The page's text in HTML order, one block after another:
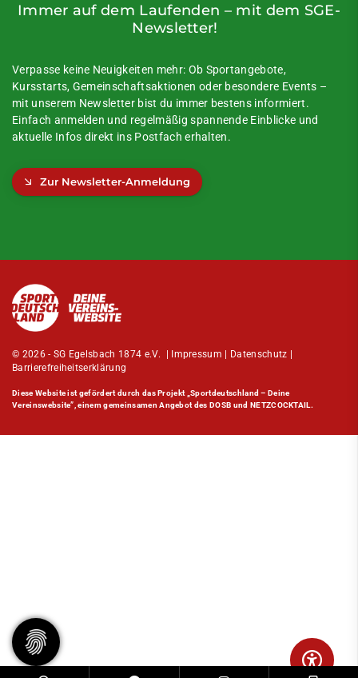
Immer auf dem Laufenden – mit dem SGE-
Newsletter!
Verpasse keine Neuigkeiten mehr: Ob Sportangebote,
Kursstarts, Gemeinschaftsaktionen oder besondere Events –
mit unserem Newsletter bist du immer bestens informiert.
Einfach anmelden und regelmäßig spannende Einblicke und
aktuelle Infos direkt ins Postfach erhalten.
Zur Newsletter-Anmeldung
© 2026 - SG Egelsbach 1874 e.V. | Impressum | Datenschutz |
Barrierefreiheitserklärung
Diese Website ist gefördert durch das Projekt„Sportdeutschland – Deine
Vereinswebsite”, einem gemeinsamen Angebot des DOSB und NETZCOCKTAIL.